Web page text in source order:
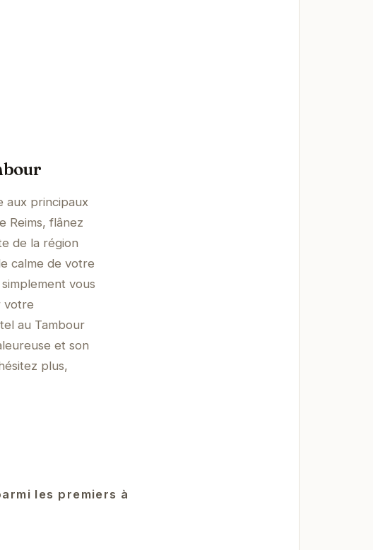
aux principaux
Reims, flânez
de la région
calme de votre
vous
votre
au Tambour
et son
plus,
les premiers à